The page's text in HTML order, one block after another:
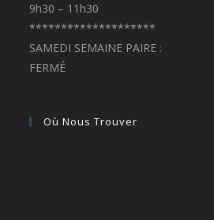
9h30 – 11h30
********************
SAMEDI SEMAINE PAIRE :
FERMÉ
Où Nous Trouver